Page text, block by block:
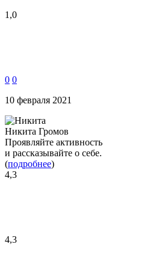
1,0
0 0
10 февраля 2021
Никита Громов
Проявляйте активность
и рассказывайте о себе.
(подробнее)
4,3
4,3